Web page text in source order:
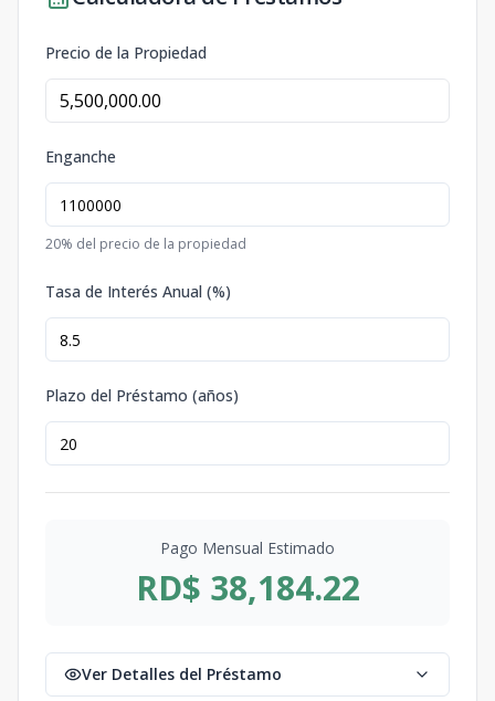
Precio de la Propiedad
Enganche
20% del precio de la propiedad
Tasa de Interés Anual (%)
Plazo del Préstamo (años)
Pago Mensual Estimado
RD$ 38,184.22
Ver Detalles del Préstamo